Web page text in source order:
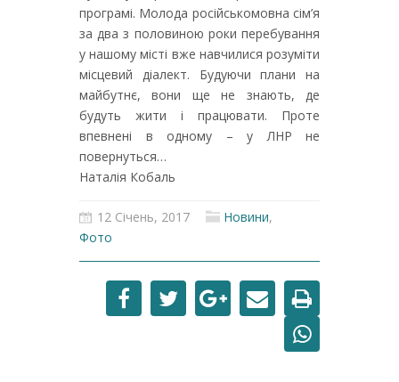
програмі. Молода російськомовна сім’я
за два з половиною роки перебування
у нашому місті вже навчилися розуміти
місцевий діалект. Будуючи плани на
майбутнє, вони ще не знають, де
будуть жити і працювати. Проте
впевнені в одному – у ЛНР не
повернуться…
Наталія Кобаль
12 Січень, 2017 Новини,
Фото